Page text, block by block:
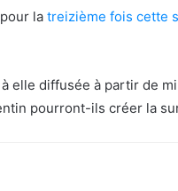
la treizième fois cette
elle diffusée à partir de
pourront-ils créer la